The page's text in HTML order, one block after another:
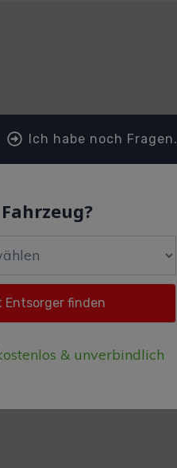
Ich habe noch Fragen.
& unverbindlich